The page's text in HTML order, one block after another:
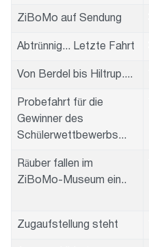
ZiBoMo auf Sendung
Abtrünnig... Letzte Fahrt
Von Berdel bis Hiltrup....
Probefahrt für die
Gewinner des
Schülerwettbewerbs...
Räuber fallen im
ZiBoMo-Museum ein..
Zugaufstellung steht